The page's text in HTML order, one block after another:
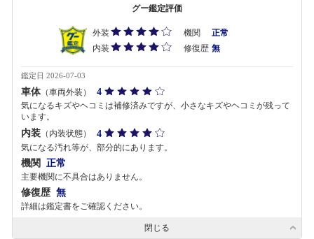
グー鑑定評価
外装 機関
正常
内装
修復歴 無
鑑定日 2026-07-03
車体（車両外装） 4
気になるキズやヘコミは補修済みですが、小さなキズやヘコミが残って
います。
内装 （内装状態） 4
気になる汚れ等が、部分的にあります。
機関 正常
主要機関に不具合はありません。
修復歴 無
詳細は鑑定書をご確認ください。
閉じる